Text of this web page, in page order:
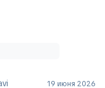
19 июня 2026